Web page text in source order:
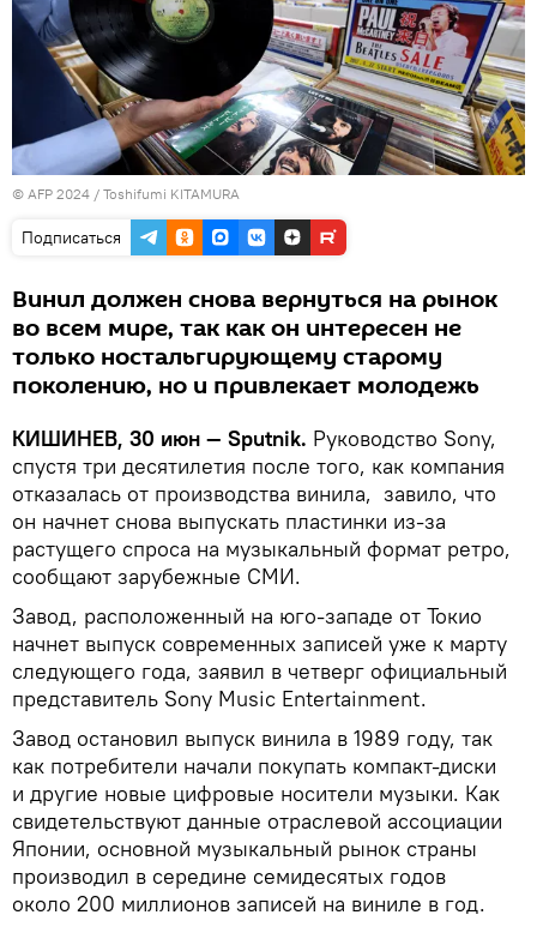
© AFP 2024 / Toshifumi KITAMURA
Подписаться
Винил должен снова вернуться на рынок
во всем мире, так как он интересен не
только ностальгирующему старому
поколению, но и привлекает молодежь
КИШИНЕВ, 30 июн — Sputnik. Руководство Sony,
спустя три десятилетия после того, как компания
отказалась от производства винила, завило, что
он начнет снова выпускать пластинки из-за
растущего спроса на музыкальный формат ретро,
сообщают зарубежные СМИ.
Завод, расположенный на юго-западе от Токио
начнет выпуск современных записей уже к марту
следующего года, заявил в четверг официальный
представитель Sony Music Entertainment.
Завод остановил выпуск винила в 1989 году, так
как потребители начали покупать компакт-диски
и другие новые цифровые носители музыки. Как
свидетельствуют данные отраслевой ассоциации
Японии, основной музыкальный рынок страны
производил в середине семидесятых годов
около 200 миллионов записей на виниле в год.